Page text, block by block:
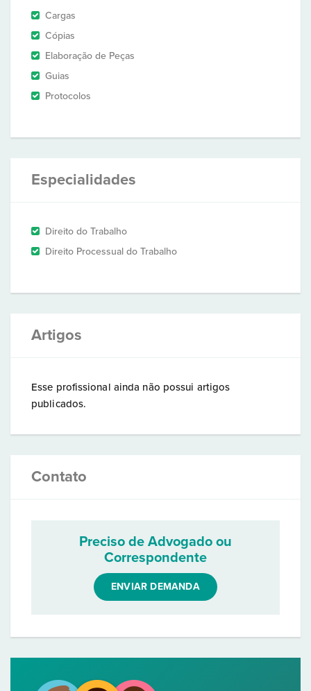
Cargas
Cópias
Elaboração de Peças
Guias
Protocolos
Especialidades
Direito do Trabalho
Direito Processual do Trabalho
Artigos
Esse profissional ainda não possui artigos
publicados.
Contato
Preciso de Advogado ou
Correspondente
ENVIAR DEMANDA